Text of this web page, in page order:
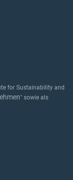
for Sustainability and
" sowie als